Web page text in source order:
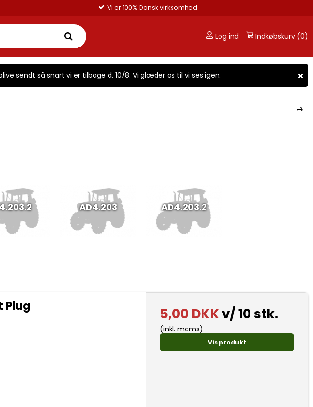
Vi er 100% Dansk virksomhed
Log ind Indkøbskurv (0)
sendt så snart vi er tilbage d. 10/8. Vi glæder os til vi ses igen.
AD4.203 AD4.203.2
Plug 5,00 DKKv/ 10 stk.
(inkl. moms)
Vis produkt